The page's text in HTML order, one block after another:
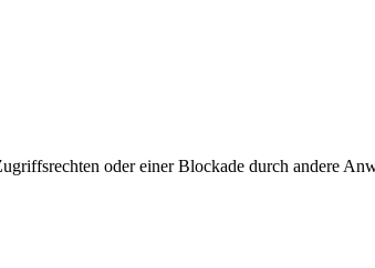
oder einer Blockade durch andere